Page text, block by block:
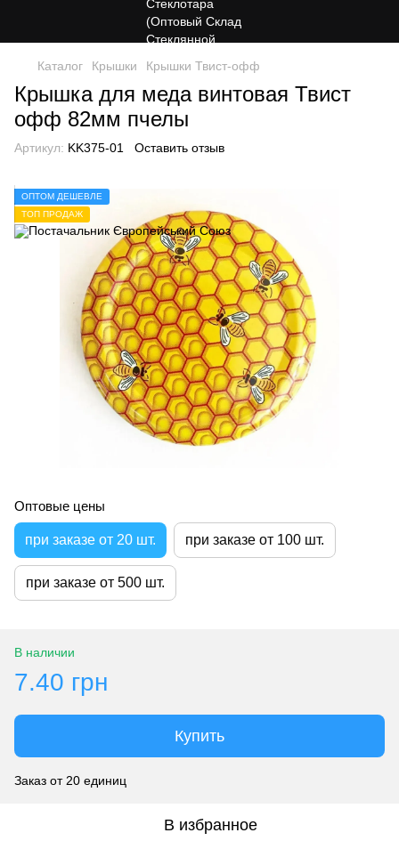
Каталог Крышки Крышки Твист-офф
Крышка для меда винтовая Твист
офф 82мм пчелы
Артикул: KK375-01 Оставить отзыв
ОПТОМ ДЕШЕВЛЕ
ТОП ПРОДАЖ
Оптовые цены
при заказе от 20 шт. при заказе от 100 шт.
при заказе от 500 шт.
В наличии
7.40 грн
Купить
Заказ от 20 единиц
В избранное